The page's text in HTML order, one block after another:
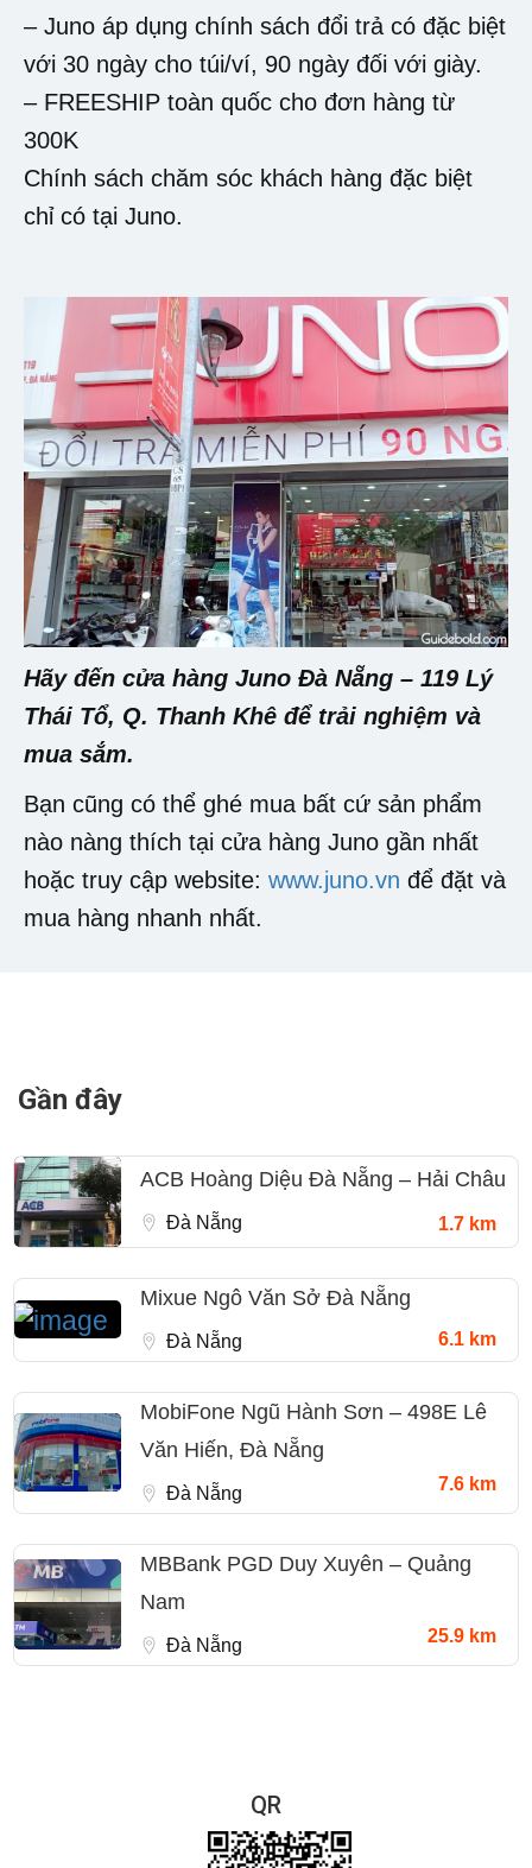
– Juno áp dụng chính sách đổi trả có đặc biệt
với 30 ngày cho túi/ví, 90 ngày đối với giày.
– FREESHIP toàn quốc cho đơn hàng từ
300K
Chính sách chăm sóc khách hàng đặc biệt
chỉ có tại Juno.
Hãy đến cửa hàng Juno Đà Nẵng – 119 Lý
Thái Tổ, Q. Thanh Khê để trải nghiệm và
mua sắm.
Bạn cũng có thể ghé mua bất cứ sản phẩm
nào nàng thích tại cửa hàng Juno gần nhất
hoặc truy cập website: www.juno.vn để đặt và
mua hàng nhanh nhất.
Gần đây
ACB Hoàng Diệu Đà Nẵng – Hải Châu
Đà Nẵng 1.7 km
Mixue Ngô Văn Sở Đà Nẵng
Đà Nẵng 6.1 km
MobiFone Ngũ Hành Sơn – 498E Lê
Văn Hiến, Đà Nẵng
Đà Nẵng 7.6 km
MBBank PGD Duy Xuyên – Quảng
Nam
Đà Nẵng 25.9 km
QR